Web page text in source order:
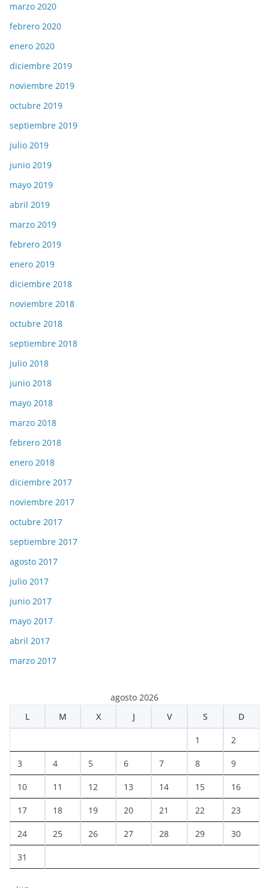
marzo 2020
febrero 2020
enero 2020
diciembre 2019
noviembre 2019
octubre 2019
septiembre 2019
julio 2019
junio 2019
mayo 2019
abril 2019
marzo 2019
febrero 2019
enero 2019
diciembre 2018
noviembre 2018
octubre 2018
septiembre 2018
julio 2018
junio 2018
mayo 2018
marzo 2018
febrero 2018
enero 2018
diciembre 2017
noviembre 2017
octubre 2017
septiembre 2017
agosto 2017
julio 2017
junio 2017
mayo 2017
abril 2017
marzo 2017
agosto 2026
L
M X J V S D
1 2
3 4 5 6 7 8 9
10 11 12 13 14 15 16
17 18 19 20 21 22 23
24 25 26 27 28 29 30
31